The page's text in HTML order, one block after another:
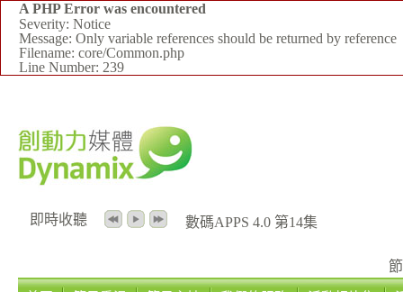
A PHP Error was encountered
Severity: Notice
Message: Only variable references should be returned by reference
Filename: core/Common.php
Line Number: 239
即時收聽 數碼APPS 4.0 第14集